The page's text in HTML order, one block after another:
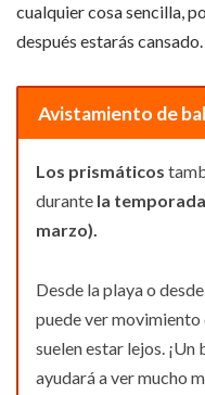
cualquier cosa sencilla,
después estarás cansado.
Avistamiento de
Los prismáticos
durante la
marzo).
Desde la playa o
puede ver movimiento
suelen estar lejos.
ayudará a ver mucho